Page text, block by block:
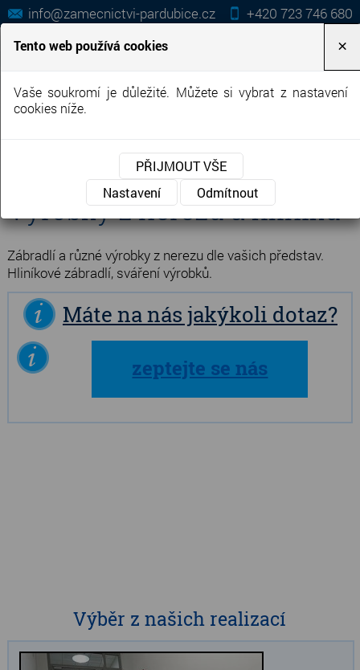
info@zamecnictvi-pardubice.cz +420 723 746 680
Výrobky z nerezu a hliníku
Zábradlí a různé výrobky z nerezu dle vašich představ.
Hliníkové zábradlí, sváření výrobků.
Máte na nás jakýkoli dotaz?
zeptejte se nás
Výběr z našich realizací
Tento web používá cookies ×
Vaše soukromí je důležité. Můžete si vybrat z nastavení
cookies níže.
PŘIJMOUT VŠE
Nastavení
Odmítnout